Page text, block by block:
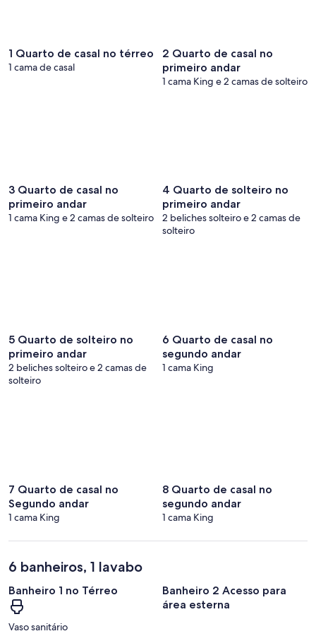
1 Quarto de casal no térreo
1 cama de casal
2 Quarto de casal no
primeiro andar
1 cama King e 2 camas de solteiro
3 Quarto de casal no
primeiro andar
1 cama King e 2 camas de solteiro
4 Quarto de solteiro no
primeiro andar
2 beliches solteiro e 2 camas de
solteiro
5 Quarto de solteiro no
primeiro andar
2 beliches solteiro e 2 camas de
solteiro
6 Quarto de casal no
segundo andar
1 cama King
7 Quarto de casal no
Segundo andar
1 cama King
8 Quarto de casal no
segundo andar
1 cama King
6 banheiros, 1 lavabo
Banheiro 1 no Térreo
Vaso sanitário
Banheiro 2 Acesso para
área esterna